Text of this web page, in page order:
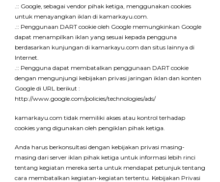
.:: Google, sebagai vendor pihak ketiga, menggunakan cookies
untuk menayangkan iklan di kamarkayu.com.
.:: Penggunaan DART cookie oleh Google memungkinkan Google
dapat menampilkan iklan yang sesuai kepada pengguna
berdasarkan kunjungan di kamarkayu.com dan situs lainnya di
Internet.
.:: Pengguna dapat membatalkan penggunaan DART cookie
dengan mengunjungi kebijakan privasi jaringan iklan dan konten
Google di URL berikut :
http://www.google.com/policies/technologies/ads/
kamarkayu.com tidak memiliki akses atau kontrol terhadap
cookies yang digunakan oleh pengiklan pihak ketiga.
Anda harus berkonsultasi dengan kebijakan privasi masing-
masing dari server iklan pihak ketiga untuk informasi lebih rinci
tentang kegiatan mereka serta untuk mendapat petunjuk tentang
cara membatalkan kegiatan-kegiatan tertentu. Kebijakan Privasi